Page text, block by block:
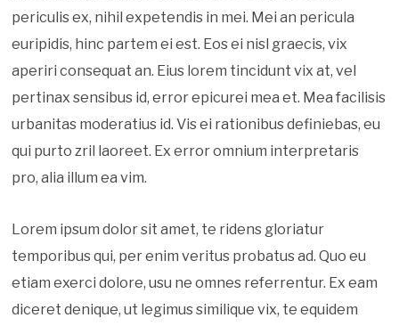
periculis ex, nihil expetendis in mei. Mei an pericula
euripidis, hinc partem ei est. Eos ei nisl graecis, vix
aperiri consequat an. Eius lorem tincidunt vix at, vel
pertinax sensibus id, error epicurei mea et. Mea facilisis
urbanitas moderatius id. Vis ei rationibus definiebas, eu
qui purto zril laoreet. Ex error omnium interpretaris
pro, alia illum ea vim.
Lorem ipsum dolor sit amet, te ridens gloriatur
temporibus qui, per enim veritus probatus ad. Quo eu
etiam exerci dolore, usu ne omnes referrentur. Ex eam
diceret denique, ut legimus similique vix, te equidem